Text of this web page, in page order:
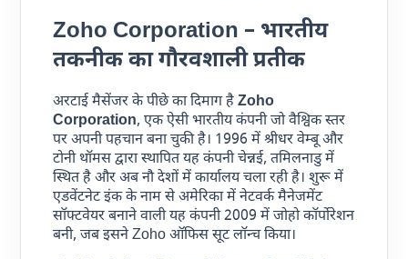
Zoho Corporation – भारतीय
तकनीक का गौरवशाली प्रतीक
अरटाई मैसेंजर के पीछे का दिमाग हैZoho
Corporation, एक ऐसी भारतीय कंपनी जो वैश्विक स्तर
पर अपनी पहचान बना चुकी है। 1996 में श्रीधर वेम्बू और
टोनी थॉमस द्वारा स्थापित यह कंपनी चेन्नई, तमिलनाडु में
स्थित है और अब नौ देशों में कार्यालय चला रही है। शुरू में
एडवेंटनेट इंक के नाम से अमेरिका में नेटवर्क मैनेजमेंट
सॉफ्टवेयर बनाने वाली यह कंपनी 2009 में जोहो कॉर्पोरेशन
बनी, जब इसने Zoho ऑफिस सूट लॉन्च किया।